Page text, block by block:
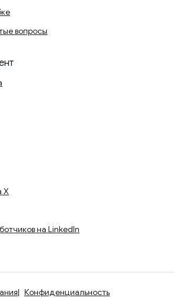
вопросы
X
на LinkedIn
Конфиденциальность